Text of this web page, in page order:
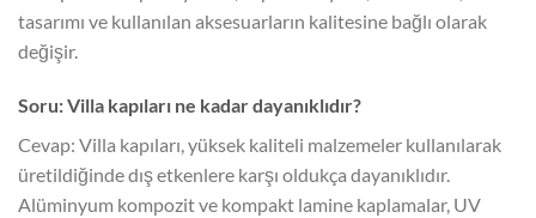
tasarımı ve kullanılan aksesuarların kalitesine bağlı olarak
değişir.
Soru: Villa kapıları ne kadar dayanıklıdır?
Cevap: Villa kapıları, yüksek kaliteli malzemeler kullanılarak
üretildiğinde dış etkenlere karşı oldukça dayanıklıdır.
Alüminyum kompozit ve kompakt lamine kaplamalar, UV